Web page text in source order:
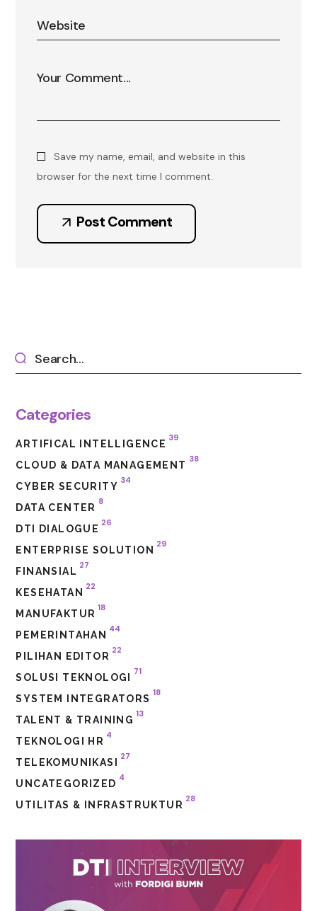
Save my name, email, and website in this
browser for the next time I comment.
Post Comment
Categories
ARTIFICAL INTELLIGENCE
39
CLOUD & DATA MANAGEMENT
38
CYBER SECURITY
34
DATA CENTER
8
DTI DIALOGUE
26
ENTERPRISE SOLUTION
29
FINANSIAL
27
KESEHATAN
22
MANUFAKTUR
18
PEMERINTAHAN
44
PILIHAN EDITOR
22
SOLUSI TEKNOLOGI
71
SYSTEM INTEGRATORS
18
TALENT & TRAINING
13
TEKNOLOGI HR
4
TELEKOMUNIKASI
27
UNCATEGORIZED
4
UTILITAS & INFRASTRUKTUR
28